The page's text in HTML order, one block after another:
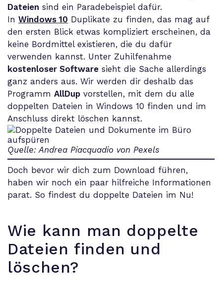
Dateien sind ein Paradebeispiel dafür.
In Windows 10 Duplikate zu finden, das mag auf
den ersten Blick etwas kompliziert erscheinen, da
keine Bordmittel existieren, die du dafür
verwenden kannst. Unter Zuhilfenahme
kostenloser Software sieht die Sache allerdings
ganz anders aus. Wir werden dir deshalb das
Programm AllDup vorstellen, mit dem du alle
doppelten Dateien in Windows 10 finden und im
Anschluss direkt löschen kannst.
Quelle: Andrea Piacquadio von Pexels
Doch bevor wir dich zum Download führen,
haben wir noch ein paar hilfreiche Informationen
parat. So findest du doppelte Dateien im Nu!
Wie kann man doppelte
Dateien finden und
löschen?